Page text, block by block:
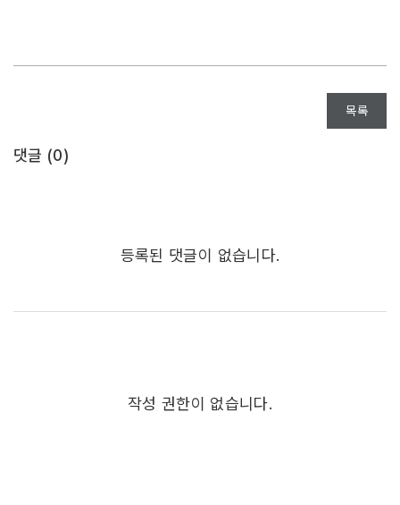
목록
댓글 (0)
등록된 댓글이 없습니다.
작성 권한이 없습니다.